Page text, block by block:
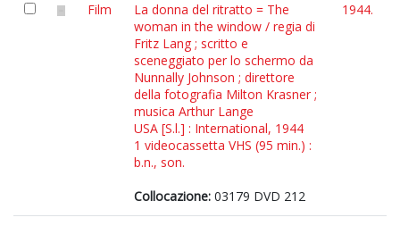
Film
La donna del ritratto = The
woman in the window / regia di
Fritz Lang ; scritto e
sceneggiato per lo schermo da
Nunnally Johnson ; direttore
della fotografia Milton Krasner ;
musica Arthur Lange
USA [S.l.] : International, 1944
1 videocassetta VHS (95 min.) :
b.n., son.
Collocazione: 03179 DVD 212
1944.